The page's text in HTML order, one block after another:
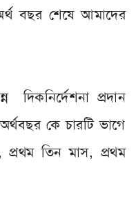
বছর শেষে আমাদের
দিকনির্দেশনা প্রদান
কে চারটি ভাগে
তিন মাস, প্রথম